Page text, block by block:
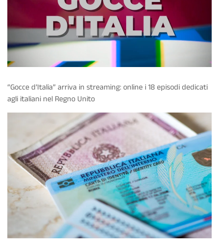
“Gocce d’Italia” arriva in streaming: online i 18 episodi dedicati
agli italiani nel Regno Unito